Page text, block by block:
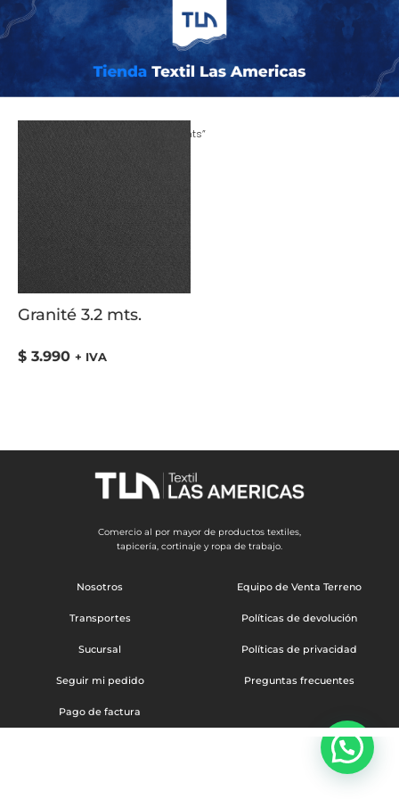
/ Productos etiquetados “3.2 mts”
Granité 3.2 mts.
$ 3.990 + IVA
Comercio al por mayor de productos textiles,
tapicería, cortinaje y ropa de trabajo.
Nosotros
Transportes
Sucursal
Seguir mi pedido
Pago de factura
Equipo de Venta Terreno
Políticas de devolución
Políticas de privacidad
Preguntas frecuentes